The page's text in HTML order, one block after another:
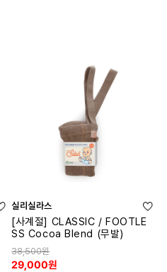
실리실라스
[사계절] CLASSIC / FOOTLE
SS Cocoa Blend (무발)
38,500원
29,000원